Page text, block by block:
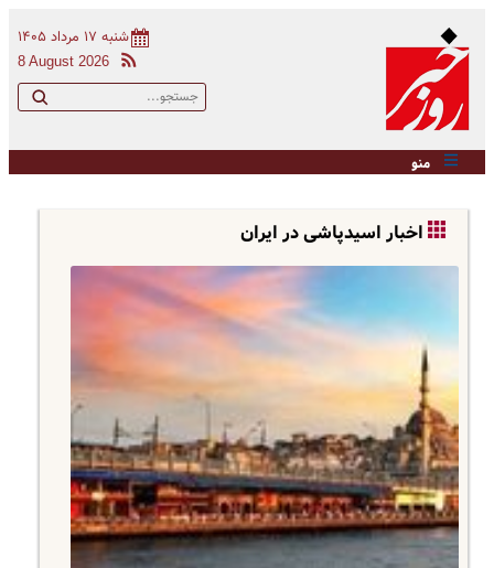
شنبه ۱۷ مرداد ۱۴۰۵
8 August 2026
منو
اخبار اسیدپاشی در ایران